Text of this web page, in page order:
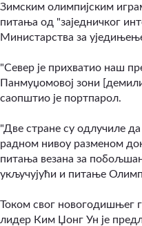
Зимским олимпијским
питања од "заједничког
Министарства за
"Север је прихватио наш
Панмуџомовој зони
саопштио је портпарол.
"Две стране су одлучиле
радном нивоу разменом
питања везана за
укључујући и питање
Током свог новогодишњег
лидер Ким Џонг Ун је